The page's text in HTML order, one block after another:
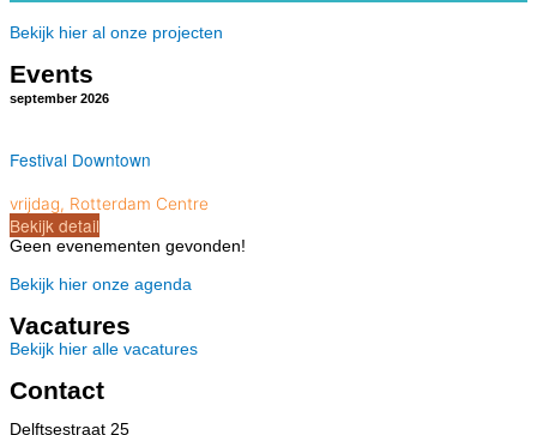
Bekijk hier al onze projecten
Events
september 2026
Festival Downtown
vrijdag, Rotterdam Centre
Bekijk detail
Geen evenementen gevonden!
Bekijk hier onze agenda
Vacatures
Bekijk hier alle vacatures
Contact
Delftsestraat 25